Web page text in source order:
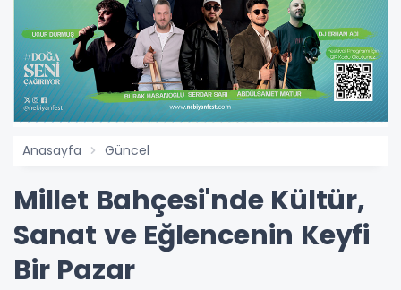
Anasayfa Güncel
Millet Bahçesi'nde Kültür,
Sanat ve Eğlencenin Keyfi
Bir Pazar